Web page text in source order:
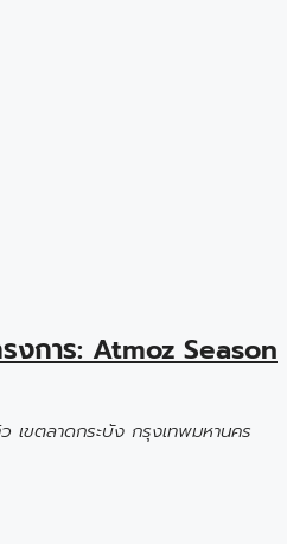
งการ: Atmoz Season
เขตลาดกระบัง กรุงเทพมหานคร